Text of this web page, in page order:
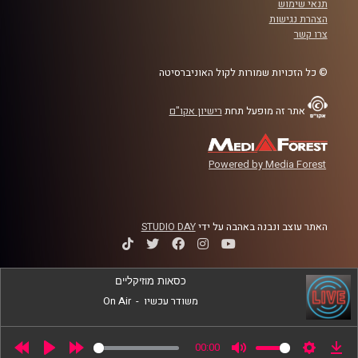
בביה"ס לפסיכולוגיה באוניברסיטת רייכמן.
קרדיט תמונות:
AudioVersity
תנאי שימוש
הצהרת נגישות
צרו קשר
© כל הזכויות שמורות לקול האוניברסיטה
אתר זה מופעל תחת רישיון אקו"ם
Powered by Media Forest
האתר עוצב ונבנה באהבה על ידיSTUDIO DAY
00:00
כסאות מוזיקליים
משודר עכשיו -
On Air